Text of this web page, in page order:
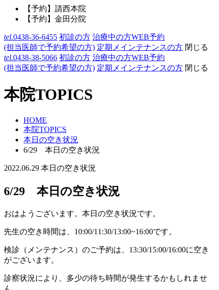
【予約】請西本院
【予約】金田分院
tel.0438-36-6455 初診の方 治療中の方WEB予約
(担当医師で予約希望の方) 定期メインテナンスの方 閉じる
tel.0438-38-5066 初診の方 治療中の方WEB予約
(担当医師で予約希望の方) 定期メインテナンスの方 閉じる
本院TOPICS
HOME
本院TOPICS
本日の空き状況
6/29 本日の空き状況
2022.06.29 本日の空き状況
6/29 本日の空き状況
おはようございます。本日の空き状況です。
先生の空き時間は、10:00/11:30/13:00~16:00です。
検診（メンテナンス）のご予約は、13:30/15:00/16:00に空き
がございます。
診察状況により、多少の待ち時間が発生するかもしれませ
ん。